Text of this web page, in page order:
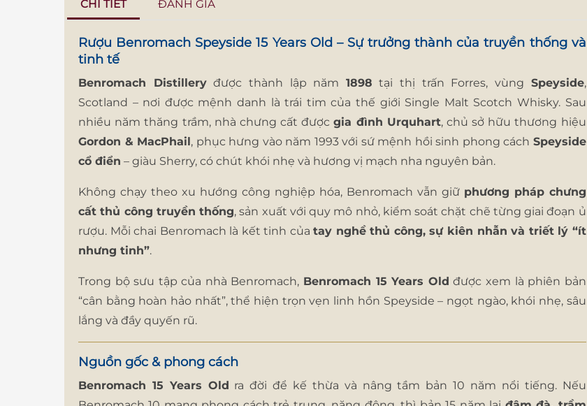
CHI TIẾT ĐÁNH GIÁ
Rượu Benromach Speyside 15 Years Old – Sự trưởng thành của truyền thống và
tinh tế
Benromach Distilleryđược thành lập năm 1898 tại thị trấn Forres, vùng Speyside,
Scotland – nơi được mệnh danh là trái tim của thế giới Single Malt Scotch Whisky. Sau
nhiều năm thăng trầm, nhà chưng cất đượcgia đình Urquhart, chủ sở hữu thương hiệu
Gordon & MacPhail, phục hưng vào năm 1993 với sứ mệnh hồi sinh phong cách Speyside
cổ điển – giàu Sherry, có chút khói nhẹ và hương vị mạch nha nguyên bản.
Không chạy theo xu hướng công nghiệp hóa, Benromach vẫn giữ phương pháp chưng
cất thủ công truyền thống, sản xuất với quy mô nhỏ, kiểm soát chặt chẽ từng giai đoạn ủ
rượu. Mỗi chai Benromach là kết tinh củatay nghề thủ công, sự kiên nhẫn và triết lý “ít
nhưng tinh”.
Trong bộ sưu tập của nhà Benromach, Benromach 15 Years Old được xem là phiên bản
“cân bằng hoàn hảo nhất”, thể hiện trọn vẹn linh hồn Speyside – ngọt ngào, khói nhẹ, sâu
lắng và đầy quyến rũ.
Nguồn gốc & phong cách
Benromach 15 Years Old ra đời để kế thừa và nâng tầm bản 10 năm nổi tiếng. Nếu